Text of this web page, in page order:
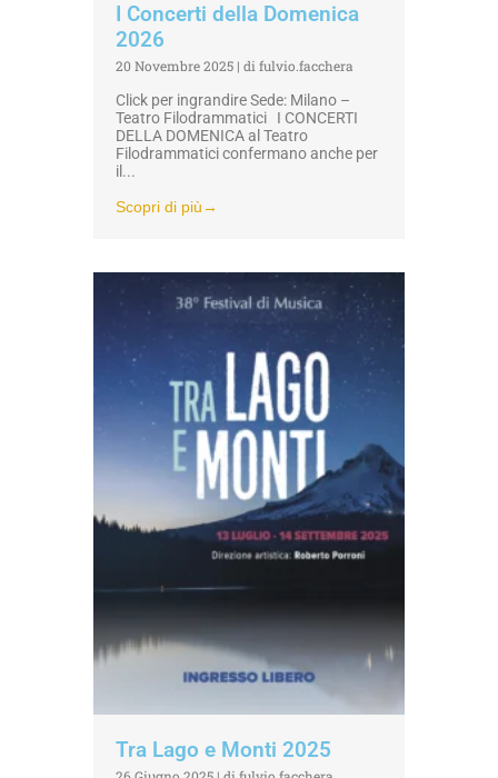
I Concerti della Domenica
2026
20 Novembre 2025 | di fulvio.facchera
Click per ingrandire Sede: Milano –
Teatro Filodrammatici I CONCERTI
DELLA DOMENICA al Teatro
Filodrammatici confermano anche per
il...
Scopri di più→
Tra Lago e Monti 2025